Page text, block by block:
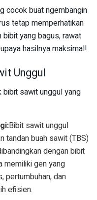
cocok buat ngembangin
tetap memperhatikan
bibit yang bagus, rawat
hasilnya maksimal!
Unggul
bibit sawit unggul yang
Bibit sawit unggul
tandan buah sawit (TBS)
dengan bibit
memiliki gen yang
pertumbuhan, dan
efisien.